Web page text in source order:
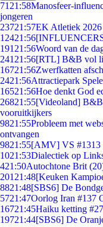
71 21:58Manosfeer-
jongeren
23721:57EK Atletiek 2026
12421:56
191 21:56Woord van de
241 21:56[RTL] B&B vol
16721:56Zwerfkatten
2421:56Attractiepark
16521:56Hoe denkt God
26821:55[Videoland] B&B
vooruitkijkers
9821:55Probleem met
ontvangen
9821:55[AMV] VS #1313
1021:53Dialectiek op
421:50Autochtone Brit
201 21:48[Keuken
8821:48[SBS6] De
5721:47Oorlog Iran #137
16721:45Haiku ketting
19721:44[SBS6] De